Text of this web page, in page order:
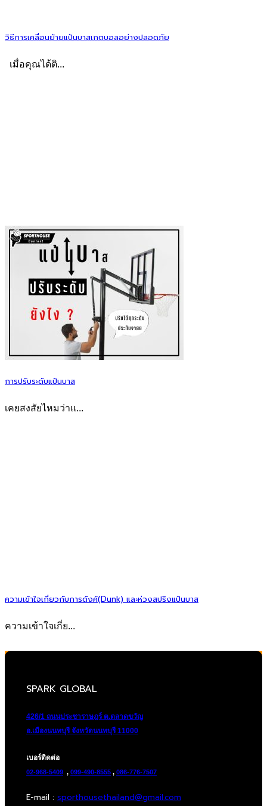
วิธีการเคลื่อนย้ายแป้นบาสเกตบอลอย่างปลอดภัย
เมื่อคุณได้ติ...
การปรับระดับแป้นบาส
เคยสงสัยไหมว่าแ...
ความเข้าใจเกี่ยวกับการดังค์(Dunk) และห่วงสปริงแป้นบาส
ความเข้าใจเกี่ย...
SPARK GLOBAL
426/1 ถนนประชาราษฎร์ ต.ตลาดขวัญ
อ.เมืองนนทบุรี จังหวัดนนทบุรี 11000
เบอร์ติดต่อ
02-968-5409 , 099-490-8555 , 086-776-7507
E-mail : sporthousethailand@gmail.com